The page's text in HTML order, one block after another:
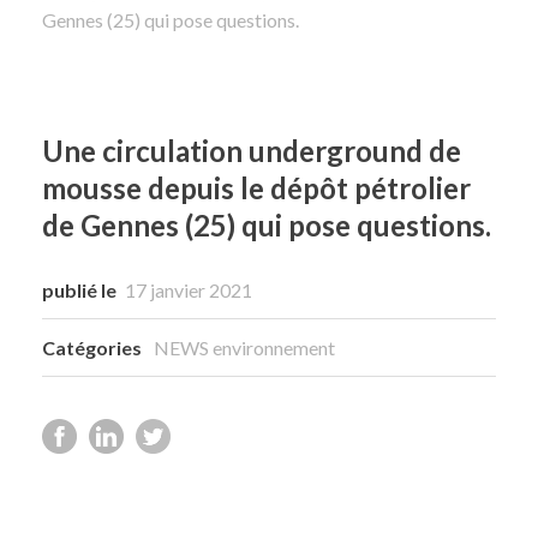
Gennes (25) qui pose questions.
Une circulation underground de
mousse depuis le dépôt pétrolier
de Gennes (25) qui pose questions.
publié le 17 janvier 2021
Catégories NEWS environnement